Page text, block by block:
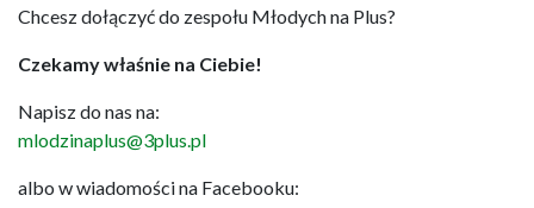
Chcesz dołączyć do zespołu Młodych na Plus?
Czekamy właśnie na Ciebie!
Napisz do nas na:
mlodzinaplus@3plus.pl
albo w wiadomości na Facebooku: